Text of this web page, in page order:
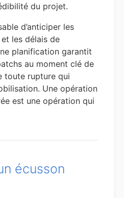
du projet.
d’anticiper les
les délais de
planification garantit
au moment clé de
toute rupture qui
Une opération
est une opération qui
écusson